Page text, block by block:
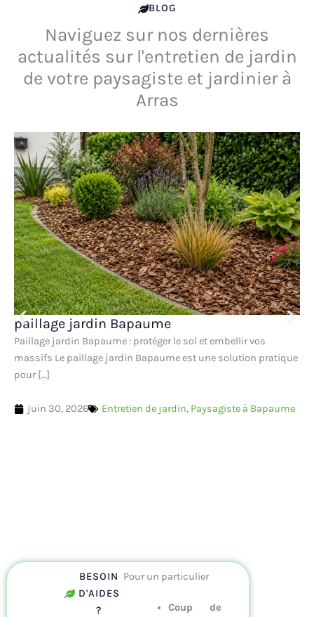
BLOG
Naviguez sur nos dernières
actualités sur l'entretien de jardin
de votre paysagiste et jardinier à
Arras
paillage jardin Bapaume
Paillage jardin Bapaume : protéger le sol et embellir vos
massifs Le paillage jardin Bapaume est une solution pratique
pour […]
juin 30, 2026 Entretien de jardin, Paysagiste à Bapaume
BESOIN
D'AIDES
?
Pour un particulier
Coup de